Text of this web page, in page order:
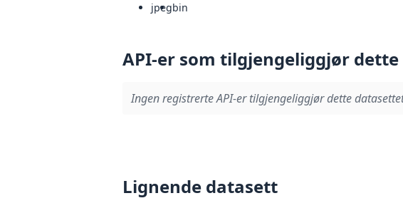
jpegbin
API-er som tilgjengeliggjør
Ingen registrerte API-er tilgjengeliggjør dette
Lignende datasett